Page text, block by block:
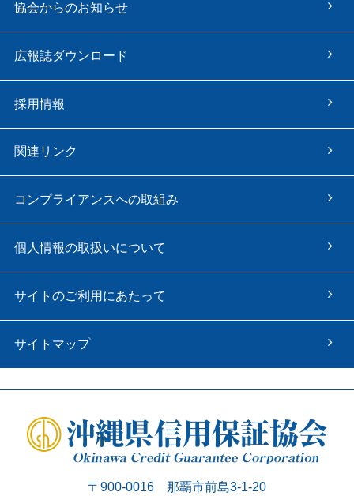
協会からのお知らせ
広報誌ダウンロード
採用情報
関連リンク
コンプライアンスへの取組み
個人情報の取扱いについて
サイトのご利用にあたって
サイトマップ
〒900-0016 那覇市前島3-1-20